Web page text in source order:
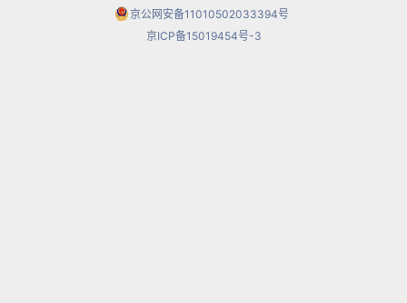
响他与导演、制片的人际关系，甚至是其他剧组的
京公网安备11010502033394号
京ICP备15019454号-3